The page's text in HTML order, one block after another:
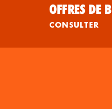
OFFRES DE
CONSULTER